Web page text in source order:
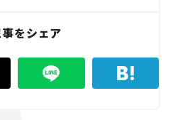
%
をシェア